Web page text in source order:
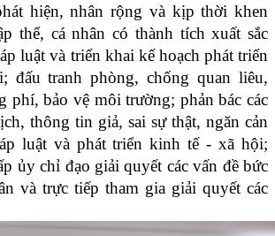
hiện, nhân rộng và kịp thời khen
thể, cá nhân có thành tích xuất sắc
luật và triển khai kế hoạch phát triển
đấu tranh phòng, chống quan liêu,
phí, bảo vệ môi trường; phản bác các
thông tin giả, sai sự thật, ngăn cản
luật và phát triển kinh tế - xã hội;
ủy chỉ đạo giải quyết các vấn đề bức
và trực tiếp tham gia giải quyết các